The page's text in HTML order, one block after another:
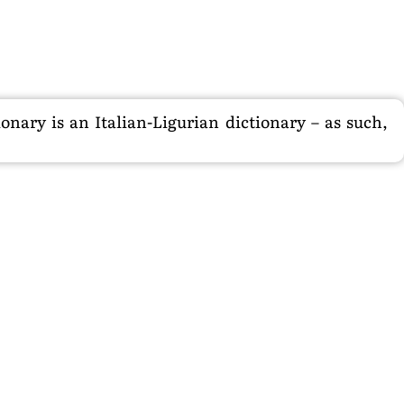
is an Italian-Ligurian dictionary – as such,